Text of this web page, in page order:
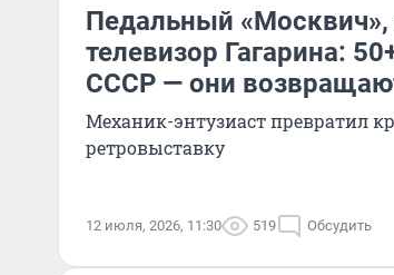
Педальный «Москвич»,
телевизор Гагарина:
СССР — они
Механик-энтузиаст превратил
ретровыставку
12 июля, 2026, 11:30 519 Обсудить